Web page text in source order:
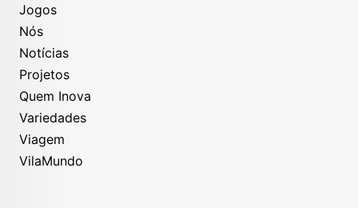
Jogos
Nós
Notícias
Projetos
Quem Inova
Variedades
Viagem
VilaMundo